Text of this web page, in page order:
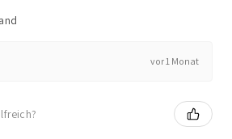
vor 1 Monat